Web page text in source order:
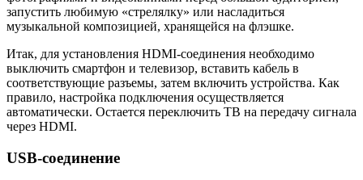
запустить любимую «стрелялку» или насладиться
музыкальной композицией, хранящейся на флэшке.
Итак, для установления HDMI-соединения необходимо
выключить смартфон и телевизор, вставить кабель в
соответствующие разъемы, затем включить устройства. Как
правило, настройка подключения осуществляется
автоматически. Остается переключить ТВ на передачу сигнала
через HDMI.
USB-соединение